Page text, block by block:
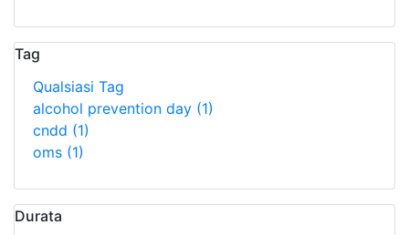
Tag
Qualsiasi Tag
alcohol prevention day (1)
cndd (1)
oms (1)
Durata